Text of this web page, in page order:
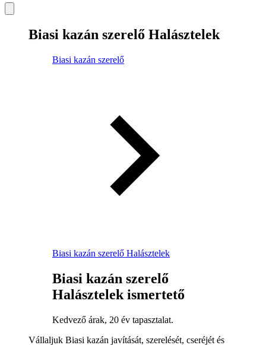
Biasi kazán szerelő Halásztelek
Biasi kazán szerelő
Biasi kazán szerelő Halásztelek
Biasi kazán szerelő
Halásztelek ismertető
Kedvező árak, 20 év tapasztalat.
Vállaljuk Biasi kazán javítását, szerelését, cseréjét és